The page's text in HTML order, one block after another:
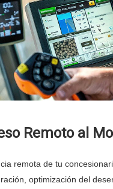
Remoto al
remota de tu
optimización del